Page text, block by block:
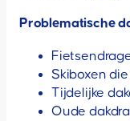
Problematische
Skiboxen
Tijdelijke
Oude